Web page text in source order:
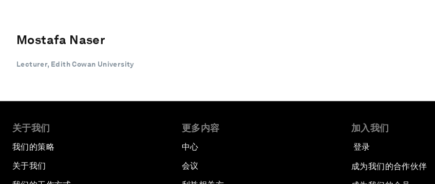
Mostafa Naser
Lecturer, Edith Cowan University
关于我们
我们的策略
关于我们
更多内容
中心
会议
加入我们
登录
成为我们的合作伙伴